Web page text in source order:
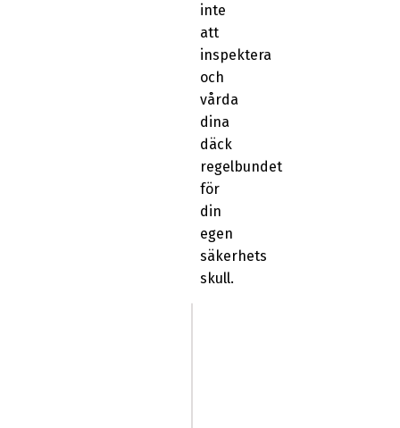
inte
att
inspektera
och
vårda
dina
däck
regelbundet
för
din
egen
säkerhets
skull.